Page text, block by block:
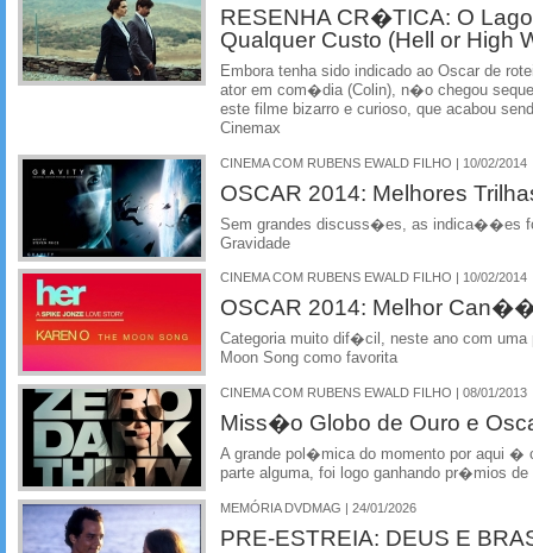
RESENHA CR�TICA: O
Qualquer Custo (Hell or High
Embora tenha sido indicado ao Oscar de
ator em com�dia (Colin), n�o chegou
este filme bizarro e curioso, que acabou
Cinemax
CINEMA COM RUBENS EWALD FILHO | 10/02/2014
OSCAR 2014: Melhores
Sem grandes discuss�es, as indica��es
Gravidade
CINEMA COM RUBENS EWALD FILHO | 10/02/2014
OSCAR 2014: Melhor
Categoria muito dif�cil, neste ano com
Moon Song como favorita
CINEMA COM RUBENS EWALD FILHO | 08/01/2013
Miss�o Globo de Ouro e
A grande pol�mica do momento por aqui �
parte alguma, foi logo ganhando pr�mios
MEMÓRIA DVDMAG | 24/01/2026
PRE-ESTREIA: DEUS E